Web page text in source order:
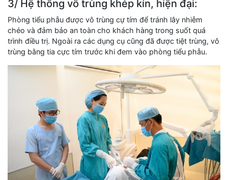
3/ Hệ thống vô trùng khép kín, hiện đại:
Phòng tiểu phẫu được vô trùng cự tím để tránh lây nhiễm
chéo và đảm bảo an toàn cho khách hàng trong suốt quá
trình điều trị. Ngoài ra các dụng cụ cũng đã được tiệt trùng, vô
trùng bằng tia cực tím trước khi đem vào phòng tiểu phẫu.